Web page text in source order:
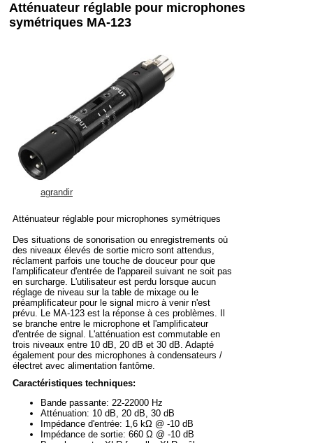
Atténuateur réglable pour microphones
symétriques MA-123
agrandir
Atténuateur réglable pour microphones symétriques
Des situations de sonorisation ou enregistrements où
des niveaux élevés de sortie micro sont attendus,
réclament parfois une touche de douceur pour que
l'amplificateur d'entrée de l'appareil suivant ne soit pas
en surcharge. L'utilisateur est perdu lorsque aucun
réglage de niveau sur la table de mixage ou le
préamplificateur pour le signal micro à venir n'est
prévu. Le MA-123 est la réponse à ces problèmes. Il
se branche entre le microphone et l'amplificateur
d'entrée de signal. L'atténuation est commutable en
trois niveaux entre 10 dB, 20 dB et 30 dB. Adapté
également pour des microphones à condensateurs /
électret avec alimentation fantôme.
Caractéristiques techniques:
Bande passante: 22-22000 Hz
Atténuation: 10 dB, 20 dB, 30 dB
Impédance d'entrée: 1,6 kΩ @ -10 dB
Impédance de sortie: 660 Ω @ -10 dB